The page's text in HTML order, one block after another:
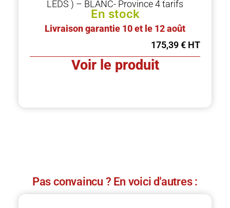
LEDS ) – BLANC- Province 4 tarifs
En stock
Livraison garantie 10 et le 12 août
175,39€
Voir le produit
Pas convaincu ? En voici d'autres :